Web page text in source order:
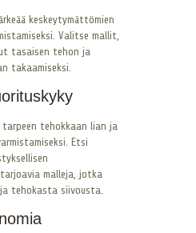
keskeytymättömien
Valitse mallit,
tasaisen tehon ja
takaamiseksi.
tarpeen tehokkaan lian ja
Etsi
malleja, jotka
tehokasta siivousta.